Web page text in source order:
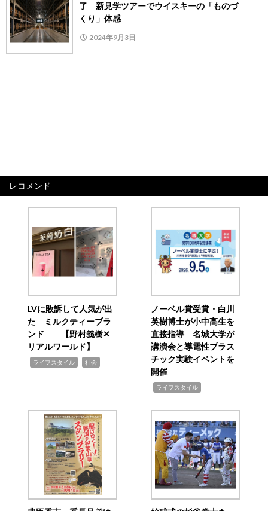
了 新見学ツアーでウイスキーの「ものづ
くり」体感
2024年9月3日
レコメンド
LVに敗訴して人気が出
た ミルクティーブラ
ンド 【野村義樹✕
リアルワールド】
ライフスタイル 社会
ノーベル賞受賞・白川
英樹博士が小中高生を
直接指導 名城大学が
講演会と導電性プラス
チック実験イベントを
開催
ライフスタイル